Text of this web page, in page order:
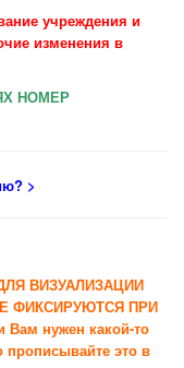
учреждения и
изменения в
НОМЕР
? >
ВИЗУАЛИЗАЦИИ
ФИКСИРУЮТСЯ ПРИ
нужен какой-то
прописывайте это в